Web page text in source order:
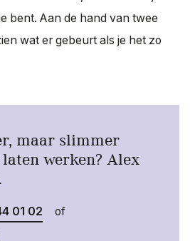
bent. Aan de hand van twee
wat er gebeurt als je het zo
maar slimmer
werken? Alex
01 02
of